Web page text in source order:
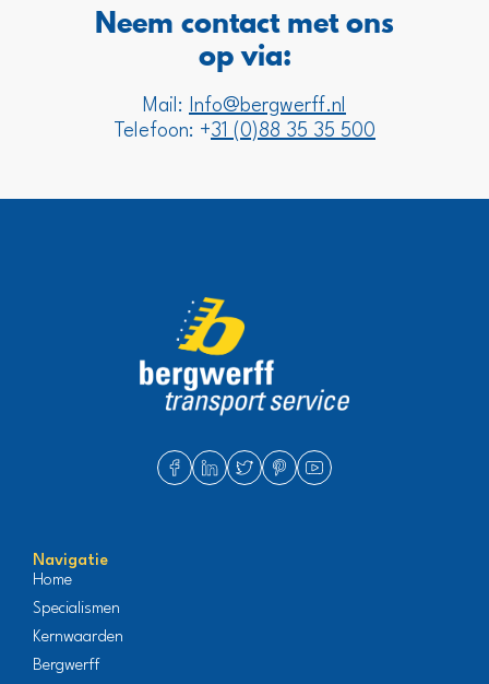
Neem contact met ons
op via:
Mail:
Info@bergwerff.nl
Telefoon: +31 (0)88 35 35 500
Navigatie
Home
Specialismen
Kernwaarden
Bergwerff